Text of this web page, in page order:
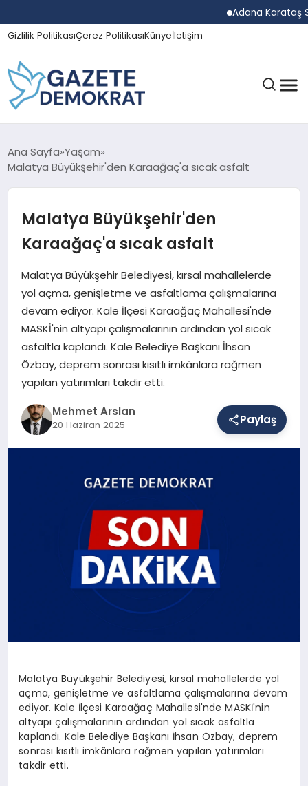
Adana Karataş Sera
Gizlilik PolitikasıÇerez PolitikasıKünyeİletişim
GÜNDEM
SPOR
MAGAZIN
SAĞLIK
EĞITIM
Ana Sayfa Yaşam
Malatya Büyükşehir'den Karaağaç'a sıcak asfalt
Malatya Büyükşehir'den
Karaağaç'a sıcak asfalt
Malatya Büyükşehir Belediyesi, kırsal mahallelerde
yol açma, genişletme ve asfaltlama çalışmalarına
devam ediyor. Kale İlçesi Karaağaç Mahallesi'nde
MASKİ'nin altyapı çalışmalarının ardından yol sıcak
asfaltla kaplandı. Kale Belediye Başkanı İhsan
Özbay, deprem sonrası kısıtlı imkânlara rağmen
yapılan yatırımları takdir etti.
Mehmet Arslan
20 Haziran 2025 Paylaş
Malatya Büyükşehir Belediyesi, kırsal mahallelerde yol
açma, genişletme ve asfaltlama çalışmalarına devam
ediyor. Kale İlçesi Karaağaç Mahallesi'nde MASKİ'nin
altyapı çalışmalarının ardından yol sıcak asfaltla
kaplandı. Kale Belediye Başkanı İhsan Özbay, deprem
sonrası kısıtlı imkânlara rağmen yapılan yatırımları
takdir etti.